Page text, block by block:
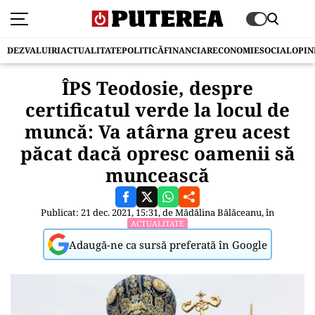
DEZVALUIRIACTUALITATEPOLITICĂFINANCIARECONOMIESOCIAL
ÎPS Teodosie, despre
certificatul verde la locul de
muncă: Va atârna greu acest
păcat dacă opresc oamenii să
muncească
Publicat: 21 dec. 2021, 15:31, deMădălina Bălăceanu, în
ACTUALITATE
Adaugă-ne ca sursă preferată în Google